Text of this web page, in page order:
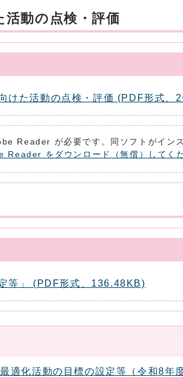
動の点検・評価
けた活動の点検・評価 (PDF形式、
Reader が必要です。同ソフトがイン
をダウンロード（無償）してくだ
等」 (PDF形式、136.48KB)
適化活動の目標の設定等（令和8年度